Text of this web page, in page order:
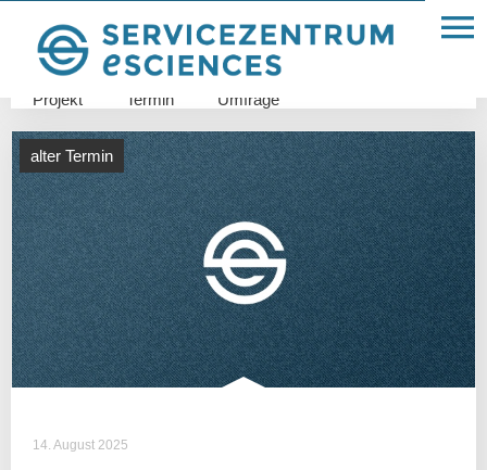
Allgemein FDM Glossar
Projekt
Termin Umfrage
alter Termin
14. August 2025